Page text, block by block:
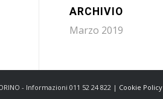
ARCHIVIO
Marzo 2019
- Informazioni 011 52 24 822 | Cookie Policy